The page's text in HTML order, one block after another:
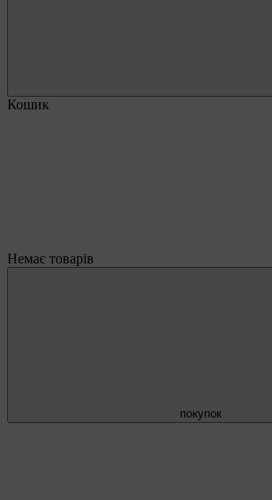
Кошик
Немає товарів
покупок